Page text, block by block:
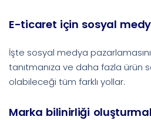
E-ticaret için sosyal
İşte sosyal medya
tanıtmanıza ve daha fazla ürün
olabileceği tüm farklı yollar.
Marka bilinirliği